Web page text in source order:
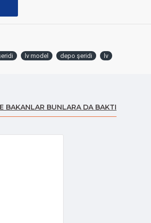
lv model depo şeridi lv
BAKANLAR BUNLARA DA BAKTI